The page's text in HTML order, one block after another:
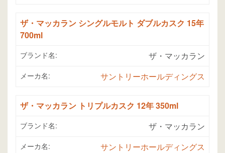
ザ・マッカラン シングルモルト ダブルカスク 15年
700ml
ブランド名: ザ・マッカラン
メーカ名: サントリーホールディングス
ザ・マッカラン トリプルカスク 12年 350ml
ブランド名: ザ・マッカラン
メーカ名: サントリーホールディングス